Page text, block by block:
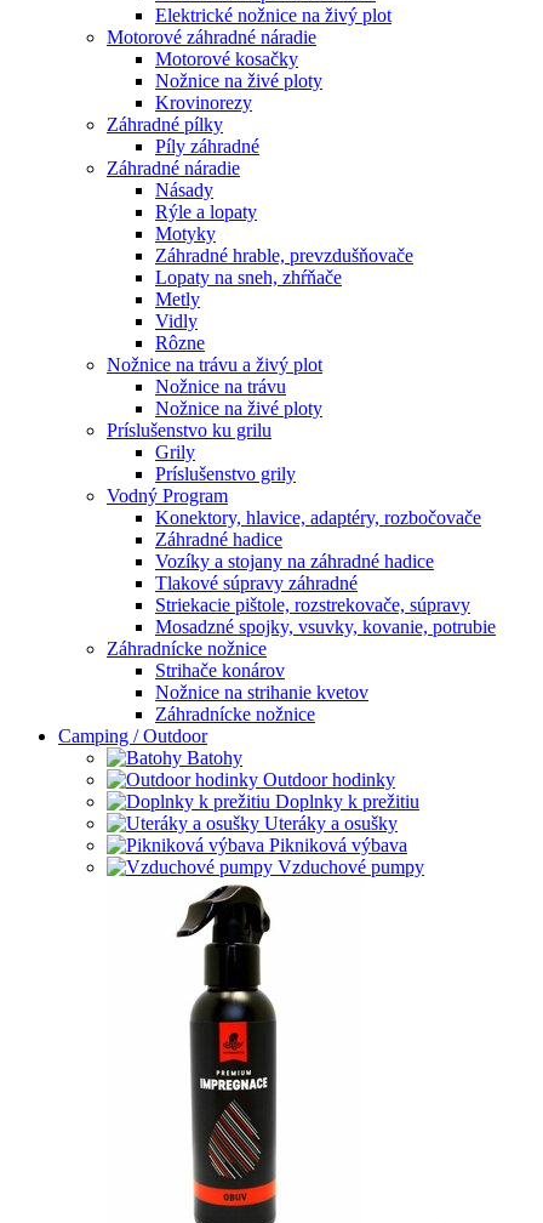
Elektrické nožnice na živý plot
Motorové záhradné náradie
Motorové kosačky
Nožnice na živé ploty
Krovinorezy
Záhradné pílky
Píly záhradné
Záhradné náradie
Násady
Rýle a lopaty
Motyky
Záhradné hrable, prevzdušňovače
Lopaty na sneh, zhŕňače
Metly
Vidly
Rôzne
Nožnice na trávu a živý plot
Nožnice na trávu
Nožnice na živé ploty
Príslušenstvo ku grilu
Grily
Príslušenstvo grily
Vodný Program
Konektory, hlavice, adaptéry, rozbočovače
Záhradné hadice
Vozíky a stojany na záhradné hadice
Tlakové súpravy záhradné
Striekacie pištole, rozstrekovače, súpravy
Mosadzné spojky, vsuvky, kovanie, potrubie
Záhradnícke nožnice
Strihače konárov
Nožnice na strihanie kvetov
Záhradnícke nožnice
Camping / Outdoor
Batohy
Outdoor hodinky
Doplnky k prežitiu
Uteráky a osušky
Pikniková výbava
Vzduchové pumpy